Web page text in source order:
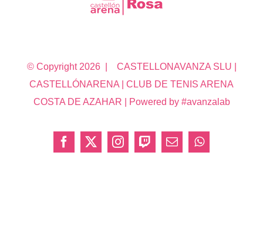
© Copyright 2026 | CASTELLONAVANZA SLU |
CASTELLÓNARENA | CLUB DE TENIS ARENA
COSTA DE AZAHAR | Powered by #avanzalab
Facebook
X InstagramTwitchCorreoWhatsApp